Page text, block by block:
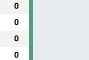
0
0
0
0